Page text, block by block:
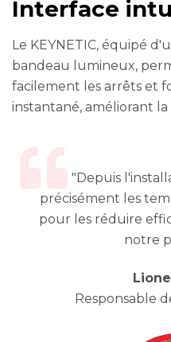
Interface
Le KEYNETIC, équipé
bandeau lumineux,
facilement les arrêts et
instantané, améliorant
"Depuis
précisément les
pour les réduire
notre
Responsable